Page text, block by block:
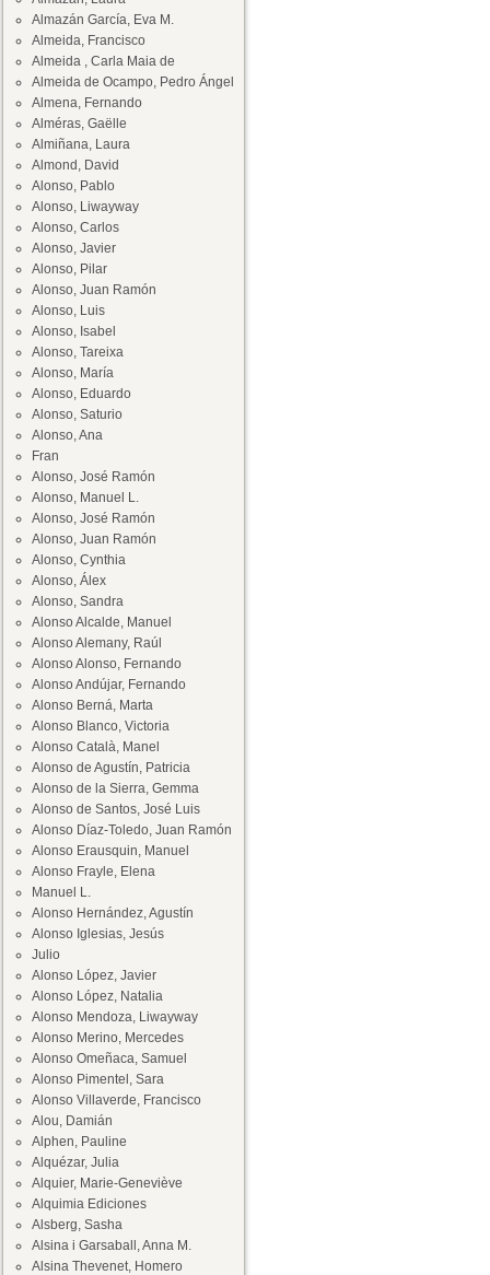
Almazán García, Eva M.
Almeida, Francisco
Almeida , Carla Maia de
Almeida de Ocampo, Pedro Ángel
Almena, Fernando
Alméras, Gaëlle
Almiñana, Laura
Almond, David
Alonso, Pablo
Alonso, Liwayway
Alonso, Carlos
Alonso, Javier
Alonso, Pilar
Alonso, Juan Ramón
Alonso, Luis
Alonso, Isabel
Alonso, Tareixa
Alonso, María
Alonso, Eduardo
Alonso, Saturio
Alonso, Ana
Fran
Alonso, José Ramón
Alonso, Manuel L.
Alonso, José Ramón
Alonso, Juan Ramón
Alonso, Cynthia
Alonso, Álex
Alonso, Sandra
Alonso Alcalde, Manuel
Alonso Alemany, Raúl
Alonso Alonso, Fernando
Alonso Andújar, Fernando
Alonso Berná, Marta
Alonso Blanco, Victoria
Alonso Català, Manel
Alonso de Agustín, Patricia
Alonso de la Sierra, Gemma
Alonso de Santos, José Luis
Alonso Díaz-Toledo, Juan Ramón
Alonso Erausquin, Manuel
Alonso Frayle, Elena
Manuel L.
Alonso Hernández, Agustín
Alonso Iglesias, Jesús
Julio
Alonso López, Javier
Alonso López, Natalia
Alonso Mendoza, Liwayway
Alonso Merino, Mercedes
Alonso Omeñaca, Samuel
Alonso Pimentel, Sara
Alonso Villaverde, Francisco
Alou, Damián
Alphen, Pauline
Alquézar, Julia
Alquier, Marie-Geneviève
Alquimia Ediciones
Alsberg, Sasha
Alsina i Garsaball, Anna M.
Alsina Thevenet, Homero